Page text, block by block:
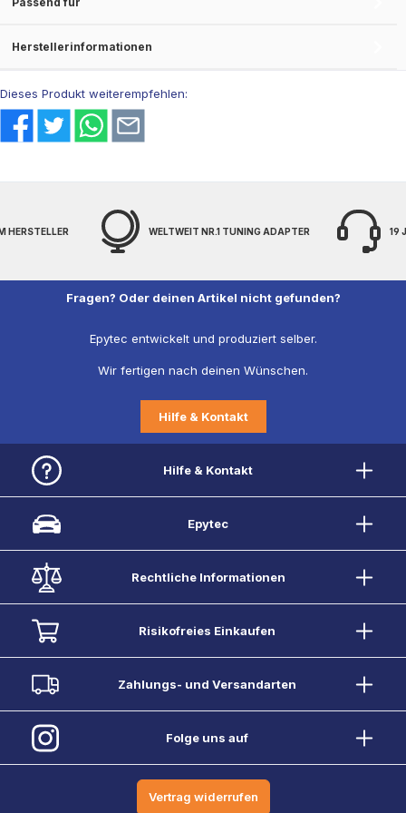
Herstellerinformationen
Dieses Produkt weiterempfehlen:
HERSTELLER WELTWEIT NR.1 TUNING ADAPTER 19
Fragen? Oder deinen Artikel nicht gefunden?
Epytec entwickelt und produziert selber.
Wir fertigen nach deinen Wünschen.
Hilfe & Kontakt
Hilfe & Kontakt
Epytec
Rechtliche Informationen
Risikofreies Einkaufen
Zahlungs- und Versandarten
Folge uns auf
Vertrag widerrufen